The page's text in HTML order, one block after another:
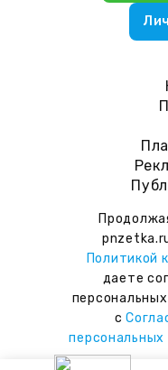
Политикой
даете
с
персональных